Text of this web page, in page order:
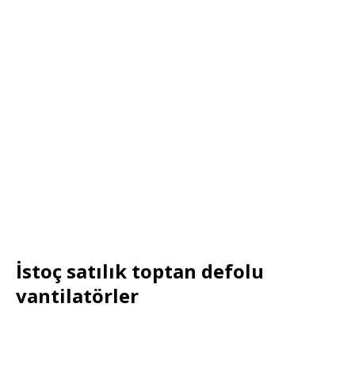
İstoç satılık toptan defolu
vantilatörler